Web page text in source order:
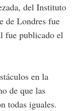
del Instituto
de Londres fue
fue publicado el
en la
de que las
todas iguales.